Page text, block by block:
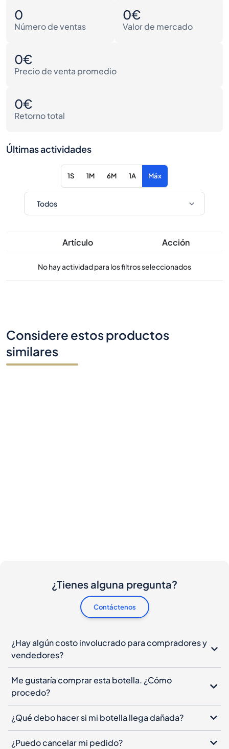
0
Número de ventas
0€
Valor de mercado
0€
Precio de venta promedio
0€
Retorno total
Últimas actividades
1S 1M 6M 1A Máx
Artículo Acción
No hay actividad para los filtros seleccionados
Considere estos productos
similares
¿Tienes alguna pregunta?
Contáctenos
¿Hay algún costo involucrado para compradores y
vendedores?
Me gustaría comprar esta botella. ¿Cómo
procedo?
¿Qué debo hacer si mi botella llega dañada?
¿Puedo cancelar mi pedido?